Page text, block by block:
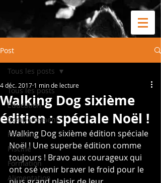
Post
Tous les posts
Education
Comportement
Pension
Piscine
Formation
Alimentation
Tous les posts
Walking Dog sixième
édition : spéciale Noël !
4 déc. 2017 1 min de lecture
Walking Dog sixième édition spéciale
Noël ! Une superbe édition comme
toujours ! Bravo aux courageux qui
ont osé venir braver le froid pour le